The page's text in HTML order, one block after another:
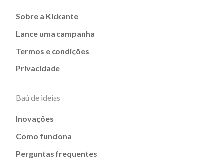
Sobre a Kickante
Lance uma campanha
Termos e condições
Privacidade
Baú de ideias
Inovações
Como funciona
Perguntas frequentes